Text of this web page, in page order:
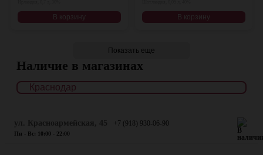
В корзину В корзину
Показать еще
Наличие в магазинах
+7 (918) 930-06-90
Пн - Вс: 10:00 - 22:00